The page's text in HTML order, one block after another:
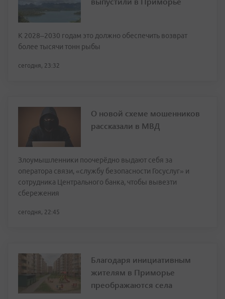
К 2028–2030 годам это должно обеспечить возврат
более тысячи тонн рыбы
сегодня, 23:32
О новой схеме мошенников
рассказали в МВД
Злоумышленники поочерёдно выдают себя за
оператора связи, «службу безопасности Госуслуг» и
сотрудника Центрального банка, чтобы вывезти
сбережения
сегодня, 22:45
Благодаря инициативным
жителям в Приморье
преображаются села